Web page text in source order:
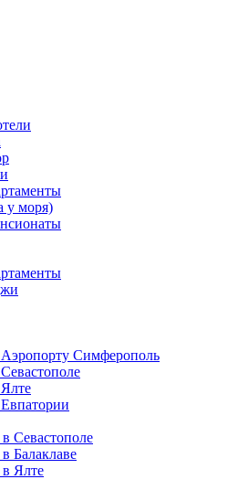
у моря)
Симферополь
Севастополе
Балаклаве
Ялте